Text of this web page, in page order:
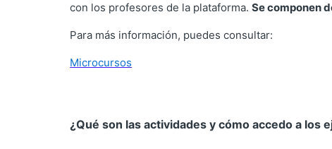
con los profesores de la plataforma.Se componen
Para más información, puedes consultar:
Microcursos
¿Qué son las actividades y cómo accedo a los